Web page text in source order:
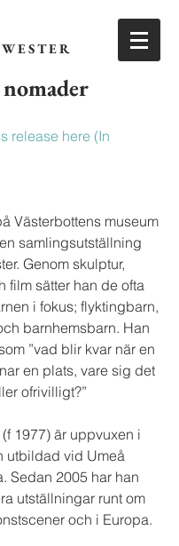
release here (In
Västerbottens museum
samlingsutställning
Genom skulptur,
film sätter han de ofta
i fokus; flyktingbarn,
barnhemsbarn. Han
”vad blir kvar när en
en plats, vare sig det
ofrivilligt?”
1977) är uppvuxen i
utbildad vid Umeå
Sedan 2005 har han
utställningar runt om
och i Europa.